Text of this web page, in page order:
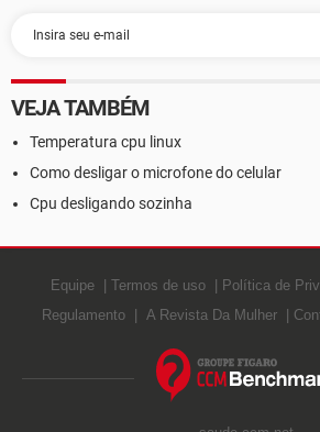
VEJA TAMBÉM
Temperatura cpu linux
Como desligar o microfone do celular
Cpu desligando sozinha
Equipe Termos de uso Política de
Regulamento
A Revista Da Mulher